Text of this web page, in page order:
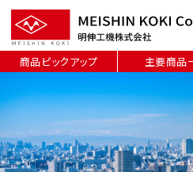
商品ピックアップ 主要商品